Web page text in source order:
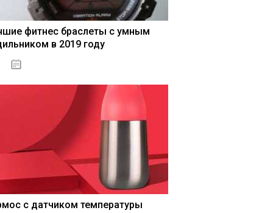
нетБалашиханетКрасногорскнет
Домодедово
Одинцово
фитнес браслеты с умным
в 2019 году
с датчиком температуры